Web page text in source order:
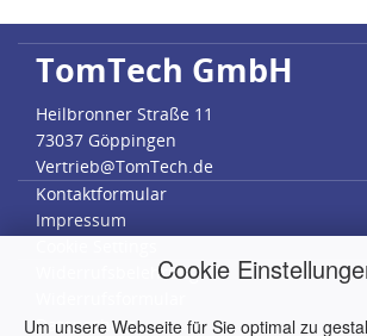
Cookie
Um unsere Webseite für Sie optimal zu
TomTech GmbH
Heilbronner Straße 11
73037 Göppingen
Vertrieb@TomTech.de
Kontaktformular
Impressum
Widerrufsbelehrung
Datenschutz